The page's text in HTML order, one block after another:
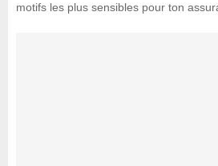
motifs les plus sensibles pour ton